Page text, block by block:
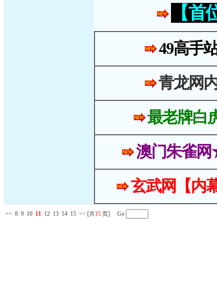
【
49高手
青龙网
最老牌白
澳门朱雀
玄武网【内
<< 8 9 10 11 12 13 14 15 >> [共15 页] Go